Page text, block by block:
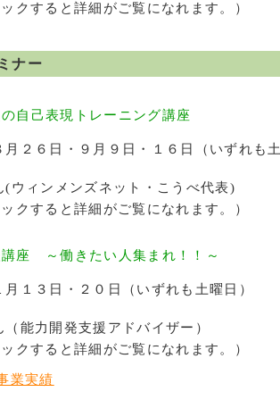
ックすると詳細がご覧になれます。）
ナー
自己表現トレーニング講座
月２６日・９月９日・１６日（いずれも
(ウィンメンズネット・こうべ代表)
ックすると詳細がご覧になれます。）
座 ～働きたい人集まれ！！～
月１３日・２０日（いずれも土曜日）
能力開発支援アドバイザー）
クすると詳細がご覧になれます。）
業実績